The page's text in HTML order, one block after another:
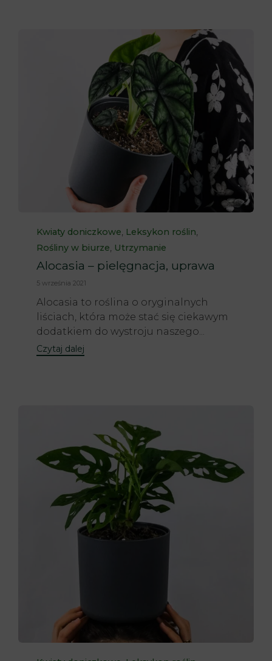
Category
Kwiaty doniczkowe, Leksykon roślin,
Rośliny w biurze, Utrzymanie
Alocasia – pielęgnacja, uprawa
5 września 2021
Alocasia to roślina o oryginalnych
liściach, która może stać się ciekawym
dodatkiem do wystroju naszego...
Czytaj dalej